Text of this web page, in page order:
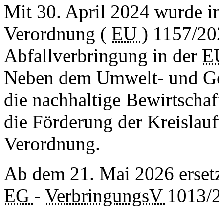
Mit 30. April 2024 wurde
Verordnung ( EU ) 1157/
Abfallverbringung in der
Neben dem Umwelt- und
die nachhaltige
die Förderung der
Verordnung.
Ab dem 21. Mai 2026
EG - VerbringungsV 1013/